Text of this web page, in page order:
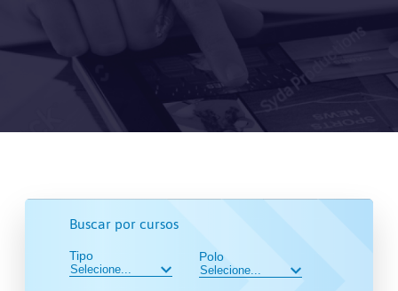
Buscar por cursos
Tipo Polo